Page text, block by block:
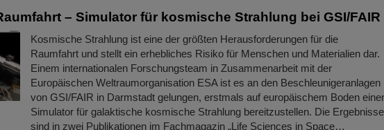
– Simulator für kosmische Strahlung bei GSI/FAIR
Kosmische Strahlung ist eine der größten Herausforderungen für die
Raumfahrt und stellt ein erhebliches Risiko für Menschen und Materialien dar.
Einem internationalen Forschungsteam in Zusammenarbeit mit der
Europäischen Weltraumorganisation ESA ist es an den Beschleunigeranlagen
von GSI/FAIR in Darmstadt gelungen, erstmals auf europäischem Boden
Simulator für galaktische kosmische Strahlung bereitzustellen. Die Ergebnisse
sind in zwei Publikationen im Fachmagazin „Life Sciences in Space…